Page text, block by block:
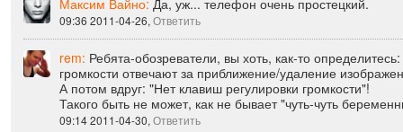
rem:Ребята-обозреватели, вы хоть, как-то
громкости отвечают за приближение/удаление
А потом вдруг: "Нет клавиш регулировки громкости"!